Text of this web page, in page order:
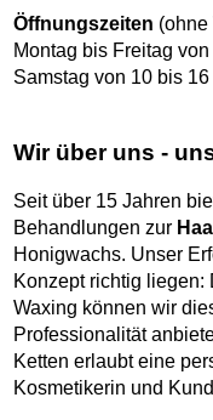
Öffnungszeiten (ohne
Montag bis Freitag
Samstag von 10 bis
Wir über uns -
Seit über 15 Jahren
Behandlungen zur
Honigwachs. Unser
Konzept richtig
Waxing können wir
Professionalität
Ketten erlaubt eine
Kosmetikerin und